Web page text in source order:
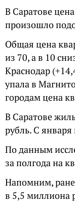
В Саратове
произошло
Общая цена
из 70, а в 10
Краснодар
упала в
городам цена
В Саратове
рубль. С
По данным
за полгода на
Напомним,
в 5,5 миллиона